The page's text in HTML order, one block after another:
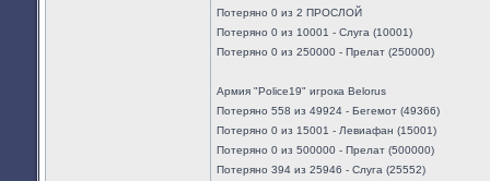
Потеряно 0 из 2 ПРОСЛОЙ
Потеряно 0 из 10001 - Слуга (10001)
Потеряно 0 из 250000 - Прелат (250000)
Армия "Police19" игрока Belorus
Потеряно 558 из 49924 - Бегемот (49366)
Потеряно 0 из 15001 - Левиафан (15001)
Потеряно 0 из 500000 - Прелат (500000)
Потеряно 394 из 25946 - Слуга (25552)